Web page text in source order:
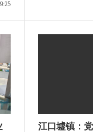
江口墟镇：